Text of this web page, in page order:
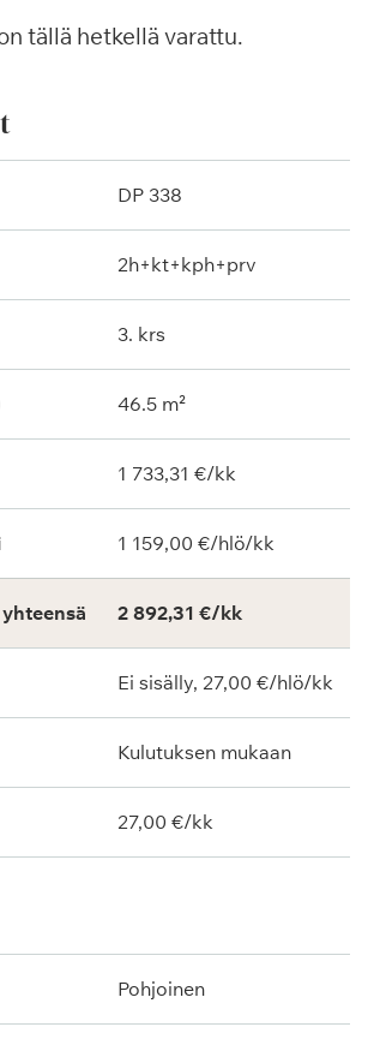
tällä hetkellä varattu.
DP 338
2h+kt+kph+prv
3. krs
46.5 m²
1 733,31 €/kk
1 159,00 €/hlö/kk
2 892,31 €/kk
Ei sisälly, 27,00 €/hlö/kk
Kulutuksen mukaan
27,00 €/kk
pohjoinen